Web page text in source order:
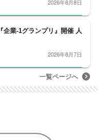
2026年8月8日
業-1グランプリ』開催 人
2026年8月7日
一覧ページへ